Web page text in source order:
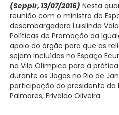
(Seppir, 13/07/2016) Nesta
reunião com o ministro do
desembargadora Luislinda
Políticas de Promoção da
apoio do órgão para que as
sejam incluídas no Espaço
na Vila Olímpica para a
durante os Jogos no Rio de
participação do presidente da
Palmares, Erivaldo Oliveira.